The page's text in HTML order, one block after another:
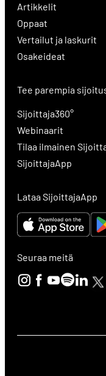
Artikkelit
Oppaat
Vertailut ja laskurit
Osakeideat
Tee parempia
Sijoittaja360°
Webinaarit
Tilaa ilmainen
SijoittajaApp
Lataa SijoittajaApp
Seuraa meitä